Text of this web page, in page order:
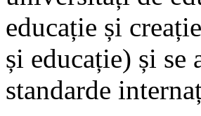
educație și
și educație) și se
standarde